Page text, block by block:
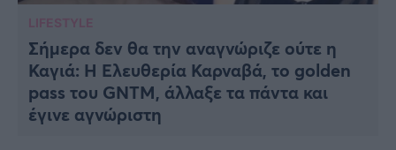
LIFESTYLE
Σήμερα δεν θα την αναγνώριζε ούτε η
Καγιά: Η Ελευθερία Καρναβά, το golden
pass του GNTM, άλλαξε τα πάντα και
έγινε αγνώριστη